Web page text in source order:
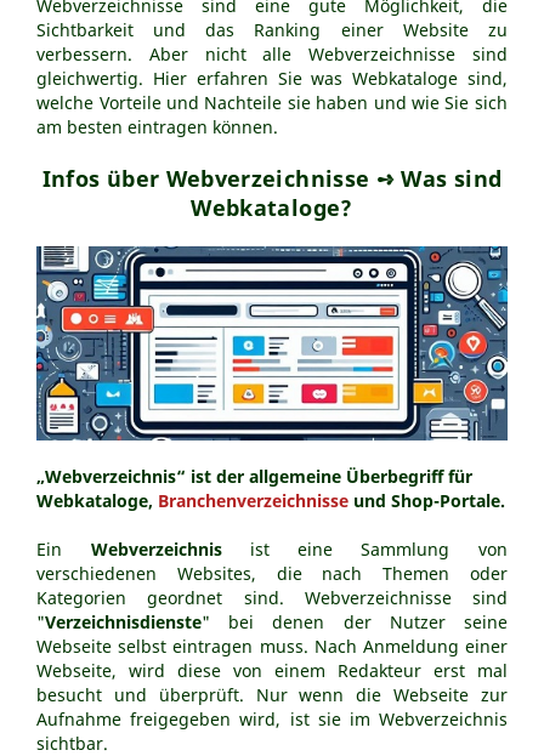
Webseitenerstellung
SEO-Tipps
Ratgeber
Was ist KI-SEO?
llms.txt-Datei - KI-SEO
Marketingpsychologie
Interne Verlinkungen
Keyworddichte
Nutzerverhalten
Homepage selber machen
Online-Shop Gründung
Redaktionelles SEO
Über uns
Webverzeichnisse sind eine gute Möglichkeit, die
Sichtbarkeit und das Ranking einer Website zu
verbessern. Aber nicht alle Webverzeichnisse sind
gleichwertig. Hier erfahren Sie was Webkataloge sind,
welche Vorteile und Nachteile sie haben und wie Sie sich
am besten eintragen können.
Infos über Webverzeichnisse ➺ Was sind
Webkataloge?
„Webverzeichnis“ ist der allgemeine Überbegriff für
Webkataloge, Branchenverzeichnisse und Shop-Portale.
Ein Webverzeichnis ist eine Sammlung von
verschiedenen Websites, die nach Themen oder
Kategorien geordnet sind. Webverzeichnisse sind
"Verzeichnisdienste" bei denen der Nutzer seine
Webseite selbst eintragen muss. Nach Anmeldung einer
Webseite, wird diese von einem Redakteur erst mal
besucht und überprüft. Nur wenn die Webseite zur
Aufnahme freigegeben wird, ist sie im Webverzeichnis
sichtbar.